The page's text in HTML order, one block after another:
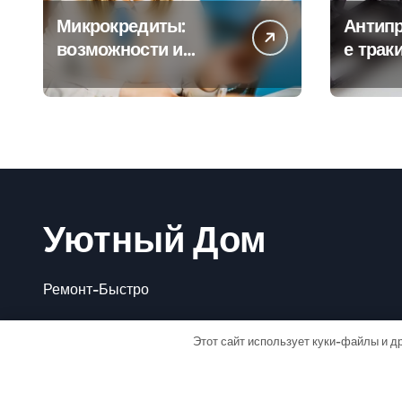
Микрокредиты:
возможности и
подводные камни
е
Уютный Дом
Ремонт-Быстро
Этот сайт использует куки-файлы и